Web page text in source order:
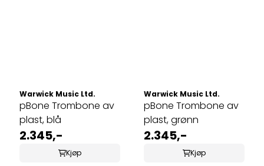
Warwick Music Ltd.
pBone Trombone av
plast, blå
2.345,-
Kjøp
Warwick Music Ltd.
pBone Trombone av
plast, grønn
2.345,-
Kjøp